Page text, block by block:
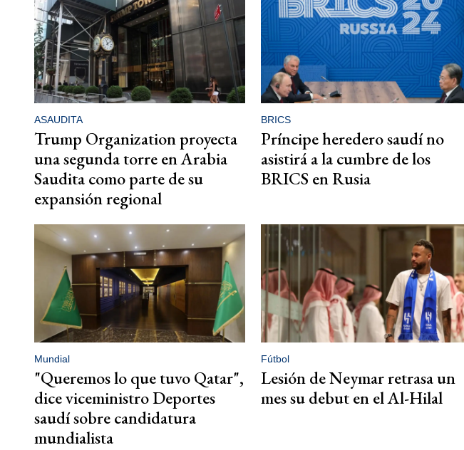
ASAUDITA
Trump Organization proyecta
una segunda torre en Arabia
Saudita como parte de su
expansión regional
BRICS
Príncipe heredero saudí no
asistirá a la cumbre de los
BRICS en Rusia
Mundial
"Queremos lo que tuvo Qatar",
dice viceministro Deportes
saudí sobre candidatura
mundialista
Fútbol
Lesión de Neymar retrasa un
mes su debut en el Al-Hilal